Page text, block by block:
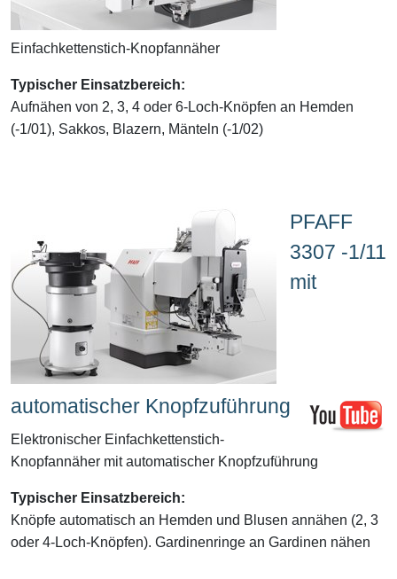
Einfachkettenstich-Knopfannäher
Typischer Einsatzbereich:
Aufnähen von 2, 3, 4 oder 6-Loch-Knöpfen an Hemden
(-1/01), Sakkos, Blazern, Mänteln (-1/02)
PFAFF
3307 -1/11
mit
automatischer Knopfzuführung
Elektronischer Einfachkettenstich-
Knopfannäher mit automatischer Knopfzuführung
Typischer Einsatzbereich:
Knöpfe automatisch an Hemden und Blusen annähen (2, 3
oder 4-Loch-Knöpfen). Gardinenringe an Gardinen nähen